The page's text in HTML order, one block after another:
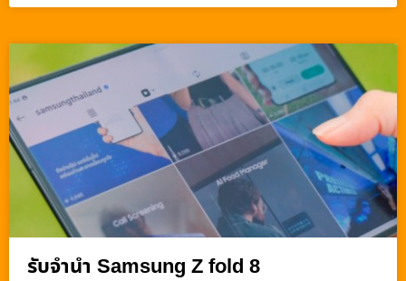
รับจำนำ Samsung Z fold 8